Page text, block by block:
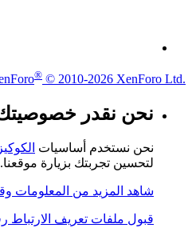
® © 2010-2026 XenForo Ltd.
نحن نقدر
نحن نستخدم أساسيات
لتحسين تجربتك بزيارة موقعنا.
شاهد المزيد من المعلومات
قبول ملفات تعريف الارتباط